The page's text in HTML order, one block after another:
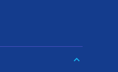
keyboard_arrow_down